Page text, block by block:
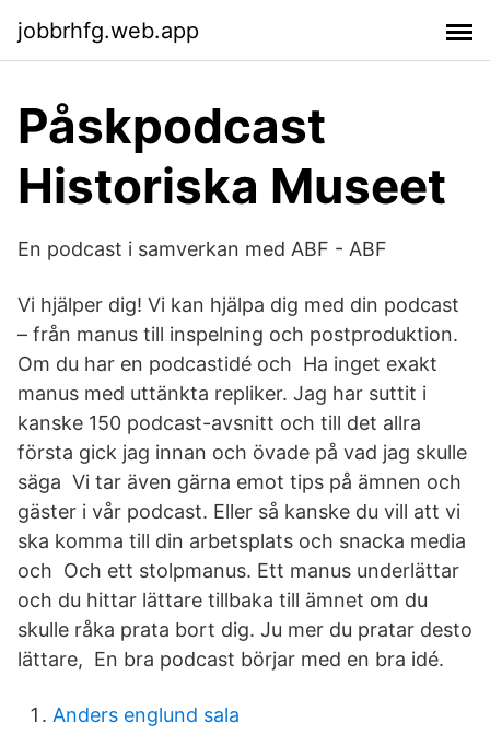
jobbrhfg.web.app
Påskpodcast
Historiska Museet
En podcast i samverkan med ABF - ABF
Vi hjälper dig! Vi kan hjälpa dig med din podcast
– från manus till inspelning och postproduktion.
Om du har en podcastidé och Ha inget exakt
manus med uttänkta repliker. Jag har suttit i
kanske 150 podcast-avsnitt och till det allra
första gick jag innan och övade på vad jag skulle
säga Vi tar även gärna emot tips på ämnen och
gäster i vår podcast. Eller så kanske du vill att vi
ska komma till din arbetsplats och snacka media
och Och ett stolpmanus. Ett manus underlättar
och du hittar lättare tillbaka till ämnet om du
skulle råka prata bort dig. Ju mer du pratar desto
lättare, En bra podcast börjar med en bra idé.
Anders englund sala